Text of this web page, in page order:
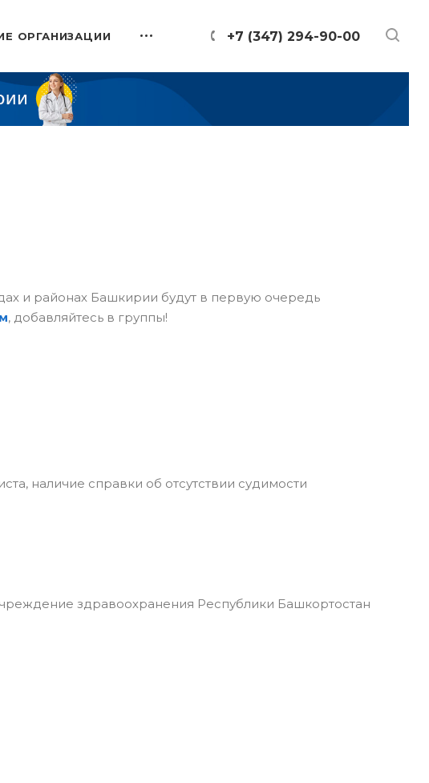
+7 (347) 294-90-00
ОРГАНИЗАЦИИ
и районах Башкирии будут в первую очередь
, добавляйтесь в группы!
наличие справки об отсутствии судимости
здравоохранения Республики Башкортостан